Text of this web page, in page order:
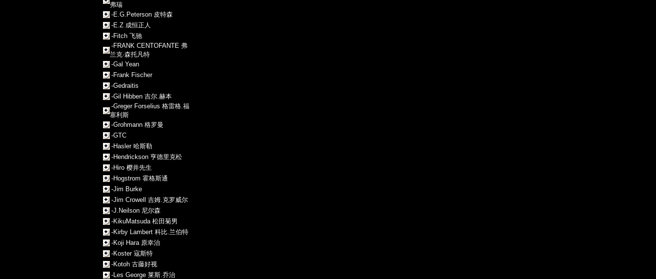
弗瑞
-E.G.Peterson 皮特森
-E.Z 成恒正人
-Fitch 飞驰
-FRANK CENTOFANTE 弗
兰克·森托凡特
-Gal Yean
-Frank Fischer
-Gedraitis
-Gil Hibben 吉尔.赫本
-Greger Forselius 格雷格.福
塞利斯
-Grohmann 格罗曼
-GTC
-Hasler 哈斯勒
-Hendrickson 亨德里克松
-Hiro 樱井先生
-Hogstrom 霍格斯通
-Jim Burke
-Jim Crowell 吉姆.克罗威尔
-J.Neilson 尼尔森
-KikuMatsuda 松田菊男
-Kirby Lambert 科比.兰伯特
-Koji Hara 原幸治
-Koster 寇斯特
-Kotoh 古藤好视
-Les George 莱斯.乔治